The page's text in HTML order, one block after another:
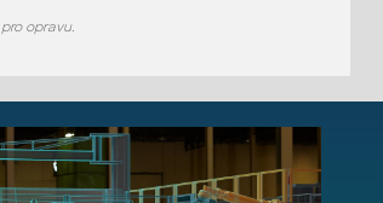
opravu.